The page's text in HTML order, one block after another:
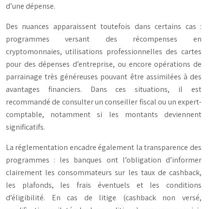
d’une dépense.
Des nuances apparaissent toutefois dans certains cas :
programmes versant des récompenses en
cryptomonnaies, utilisations professionnelles des cartes
pour des dépenses d’entreprise, ou encore opérations de
parrainage très généreuses pouvant être assimilées à des
avantages financiers. Dans ces situations, il est
recommandé de consulter un conseiller fiscal ou un expert-
comptable, notamment si les montants deviennent
significatifs.
La réglementation encadre également la transparence des
programmes : les banques ont l’obligation d’informer
clairement les consommateurs sur les taux de cashback,
les plafonds, les frais éventuels et les conditions
d’éligibilité. En cas de litige (cashback non versé,